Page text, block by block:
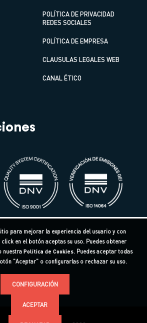
POLÍTICA DE PRIVACIDAD
REDES SOCIALES
POLÍTICA DE EMPRESA
CLAUSULAS LEGALES WEB
CANAL ÉTICO
para mejorar la experiencia del usuario y con
en el botón aceptas su uso. Puedes obtener
nuestra Política de Cookies. Puedes aceptar todas
"Aceptar" o configurarlas o rechazar su uso.
CONFIGURACIÓN
ACEPTAR